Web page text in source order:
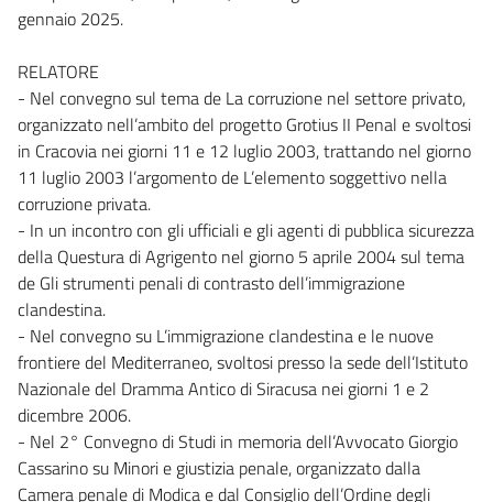
gennaio 2025.
RELATORE
- Nel convegno sul tema de La corruzione nel settore privato,
organizzato nell’ambito del progetto Grotius II Penal e svoltosi
in Cracovia nei giorni 11 e 12 luglio 2003, trattando nel giorno
11 luglio 2003 l’argomento de L’elemento soggettivo nella
corruzione privata.
- In un incontro con gli ufficiali e gli agenti di pubblica sicurezza
della Questura di Agrigento nel giorno 5 aprile 2004 sul tema
de Gli strumenti penali di contrasto dell’immigrazione
clandestina.
- Nel convegno su L’immigrazione clandestina e le nuove
frontiere del Mediterraneo, svoltosi presso la sede dell’Istituto
Nazionale del Dramma Antico di Siracusa nei giorni 1 e 2
dicembre 2006.
- Nel 2° Convegno di Studi in memoria dell’Avvocato Giorgio
Cassarino su Minori e giustizia penale, organizzato dalla
Camera penale di Modica e dal Consiglio dell’Ordine degli